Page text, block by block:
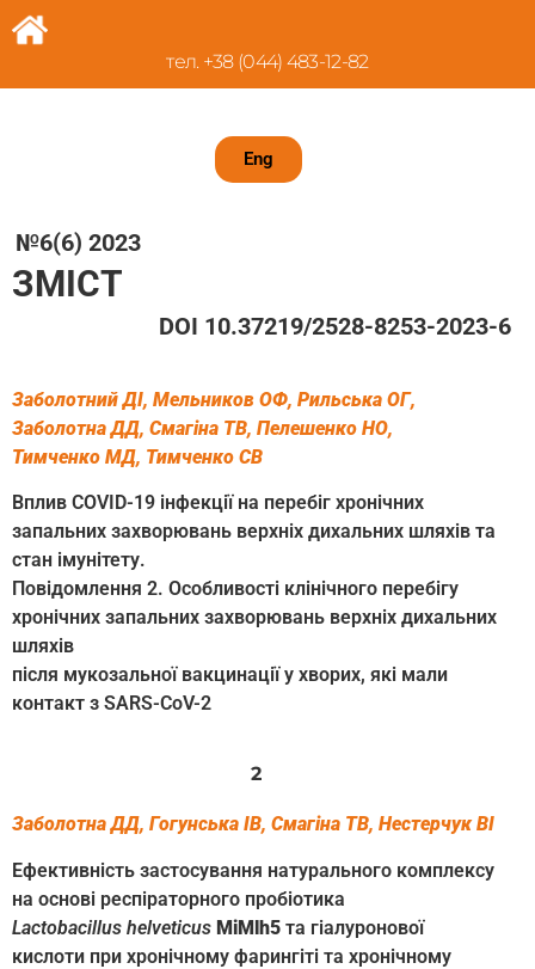
тел. +38 (044) 483-12-82
Eng
№6(6) 2023
ЗМІСТ
DOI 10.37219/2528-8253-2023-6
Заболотний ДІ, Мельников ОФ, Рильська ОГ,
Заболотна ДД, Смагіна ТВ, Пелешенко НО,
Тимченко МД, Тимченко СВ
Вплив COVID-19 інфекції на перебіг хронічних
запальних захворювань верхніх дихальних шляхів та
стан імунітету.
Повідомлення 2. Особливості клінічного перебігу
хронічних запальних захворювань верхніх дихальних
шляхів
після мукозальної вакцинації у хворих, які мали
контакт з SARS-CoV-2
2
Заболотна ДД, Гогунська ІВ, Смагіна ТВ, Нестерчук ВІ
Ефективність застосування натурального комплексу
на основі респіраторного пробіотика
Lactobacillus helveticus MiMlh5 та гіалуронової
кислоти при хронічному фарингіті та хронічному